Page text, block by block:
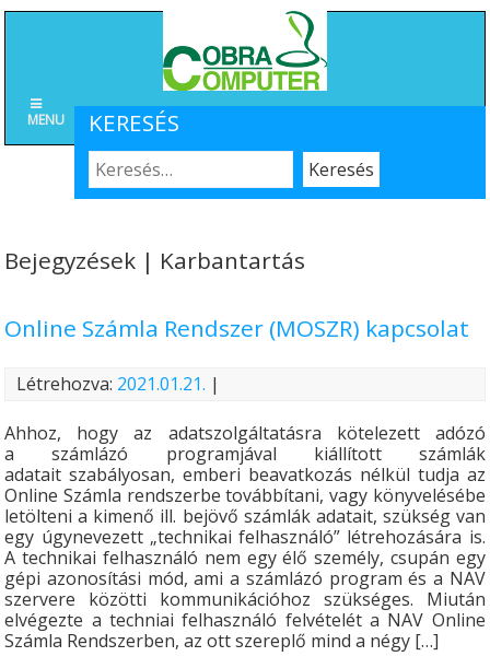
KERESÉS
MENU
Bejegyzések | Karbantartás
Online Számla Rendszer (MOSZR) kapcsolat
Létrehozva: 2021.01.21. |
Ahhoz, hogy az adatszolgáltatásra kötelezett adózó
a számlázó programjával kiállított számlák
adatait szabályosan, emberi beavatkozás nélkül tudja az
Online Számla rendszerbe továbbítani, vagy könyvelésébe
letölteni a kimenő ill. bejövő számlák adatait, szükség van
egy úgynevezett „technikai felhasználó” létrehozására is.
A technikai felhasználó nem egy élő személy, csupán egy
gépi azonosítási mód, ami a számlázó program és a NAV
szervere közötti kommunikációhoz szükséges. Miután
elvégezte a techniai felhasználó felvételét a NAV Online
Számla Rendszerben, az ott szereplő mind a négy […]